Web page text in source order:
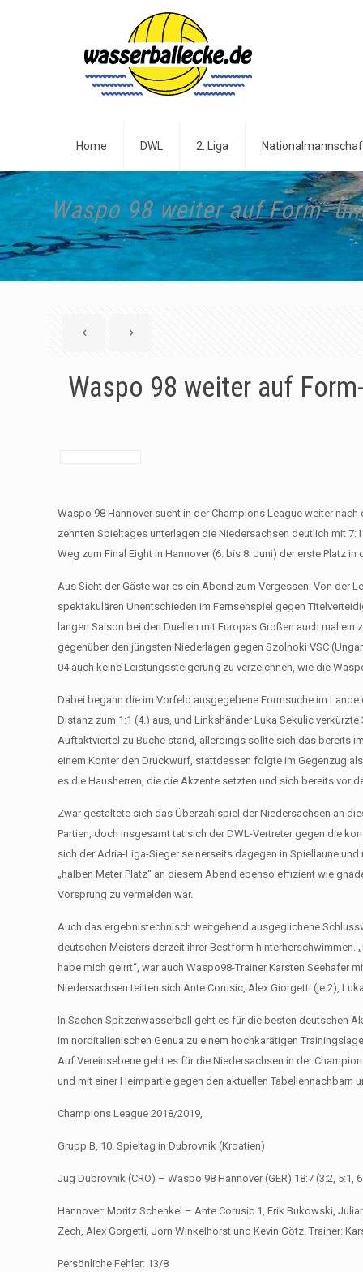
Home DWL 2. Liga
Waspo 98 weiter auf Form-
Waspo 98 weiter auf
Waspo 98 Hannover sucht in der Champions League weiter
zehnten Spieltages unterlagen die Niedersachsen deutlich mit
Weg zum Final Eight in Hannover (6. bis 8. Juni) der erste Platz
Aus Sicht der Gäste war es ein Abend zum Vergessen: Von der
spektakulären Unentschieden im Fernsehspiel gegen
langen Saison bei den Duellen mit Europas Großen auch mal
gegenüber den jüngsten Niederlagen gegen Szolnoki VSC
04 auch keine Leistungssteigerung zu verzeichnen, wie die
Dabei begann die im Vorfeld ausgegebene Formsuche im
Distanz zum 1:1 (4.) aus, und Linkshänder Luka Sekulic
Auftaktviertel zu Buche stand, allerdings sollte sich das bereits
einem Konter den Druckwurf, stattdessen folgte im Gegenzug
es die Hausherren, die die Akzente setzten und sich bereits vor
Zwar gestaltete sich das Überzahlspiel der Niedersachsen an
Partien, doch insgesamt tat sich der DWL-Vertreter gegen die
sich der Adria-Liga-Sieger seinerseits dagegen in Spiellaune
„halben Meter Platz“ an diesem Abend ebenso effizient wie
Vorsprung zu vermelden war.
Auch das ergebnistechnisch weitgehend ausgeglichene
deutschen Meisters derzeit ihrer Bestform hinterherschwimmen.
habe mich geirrt“, war auch Waspo98-Trainer Karsten Seehafer
Niedersachsen teilten sich Ante Corusic, Alex Giorgetti (je 2),
In Sachen Spitzenwasserball geht es für die besten deutschen
im norditalienischen Genua zu einem hochkarätigen
Auf Vereinsebene geht es für die Niedersachsen in der
und mit einer Heimpartie gegen den aktuellen Tabellennachbarn
Champions League 2018/2019,
Grupp B, 10. Spieltag in Dubrovnik (Kroatien)
Jug Dubrovnik (CRO) – Waspo 98 Hannover (GER) 18:7 (3:2, 5:1,
Hannover: Moritz Schenkel – Ante Corusic 1, Erik Bukowski,
Zech, Alex Gorgetti, Jorn Winkelhorst und Kevin Götz. Trainer:
Persönliche Fehler: 13/8